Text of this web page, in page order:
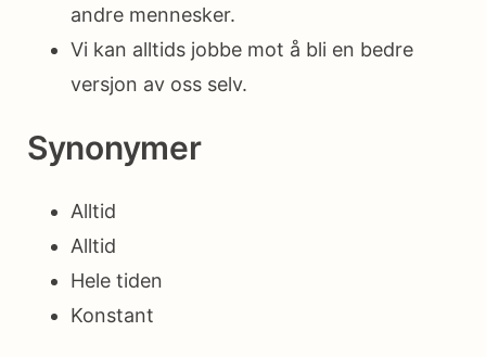
andre mennesker.
Vi kan alltids jobbe mot å bli en bedre
versjon av oss selv.
Synonymer
Alltid
Alltid
Hele tiden
Konstant